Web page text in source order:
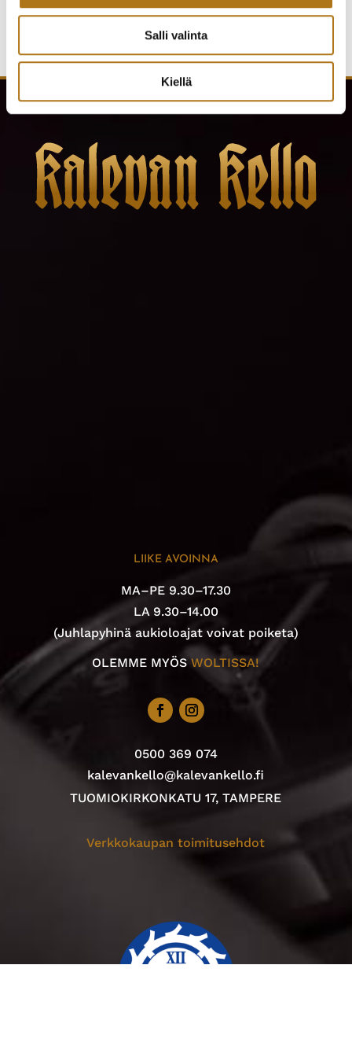
Salli valinta
Kiellä
LIIKE AVOINNA
MA–PE 9.30–17.30
LA 9.30–14.00
(Juhlapyhinä aukioloajat voivat poiketa)
OLEMME MYÖSWOLTISSA!
0500 369 074
kalevankello@kalevankello.fi
TUOMIOKIRKONKATU 17, TAMPERE
Verkkokaupan toimitusehdot